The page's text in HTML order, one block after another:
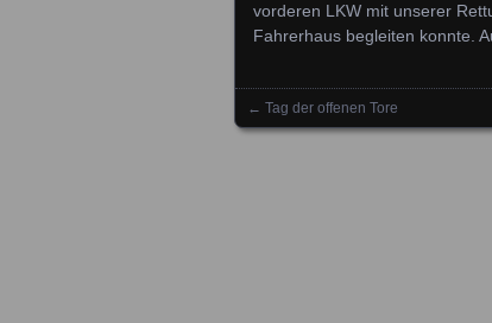
vorderen LKW mit unserer
Fahrerhaus begleiten konnte.
Posts navigation
← Tag der offenen Tore